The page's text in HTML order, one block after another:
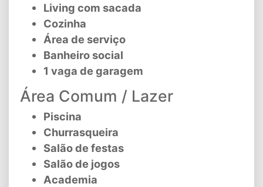
Living com sacada
Cozinha
Área de serviço
Banheiro social
1 vaga de garagem
Área Comum / Lazer
Piscina
Churrasqueira
Salão de festas
Salão de jogos
Academia